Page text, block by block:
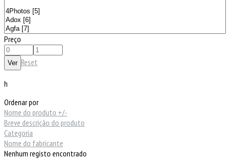
Preço
Reset
h
Ordenar por
Nome do produto +/-
Breve descrição do produto
Categoria
Nome do fabricante
Nenhum registo encontrado